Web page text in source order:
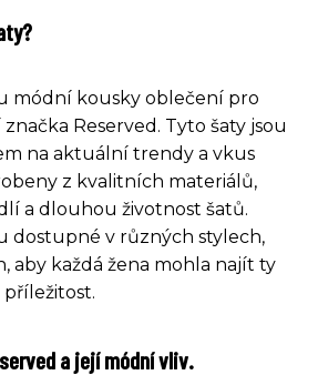
módní kousky oblečení pro
Reserved. Tyto šaty jsou
na aktuální trendy a vkus
z kvalitních materiálů,
a dlouhou životnost šatů.
dostupné v různých stylech,
aby každá žena mohla najít ty
a její módní vliv.